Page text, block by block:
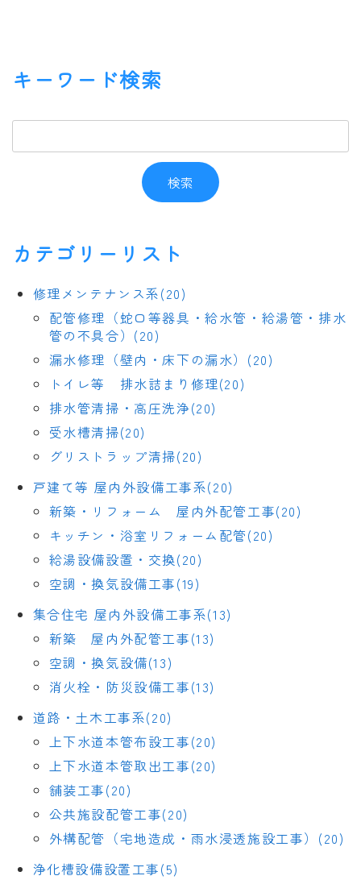
キーワード検索
カテゴリーリスト
修理メンテナンス系(20)
配管修理（蛇口等器具・給水管・給湯管・排水
管の不具合）(20)
漏水修理（壁内・床下の漏水）(20)
トイレ等 排水詰まり修理(20)
排水管清掃・高圧洗浄(20)
受水槽清掃(20)
グリストラップ清掃(20)
戸建て等 屋内外設備工事系(20)
新築・リフォーム 屋内外配管工事(20)
キッチン・浴室リフォーム配管(20)
給湯設備設置・交換(20)
空調・換気設備工事(19)
集合住宅 屋内外設備工事系(13)
新築 屋内外配管工事(13)
空調・換気設備(13)
消火栓・防災設備工事(13)
道路・土木工事系(20)
上下水道本管布設工事(20)
上下水道本管取出工事(20)
舗装工事(20)
公共施設配管工事(20)
外構配管（宅地造成・雨水浸透施設工事）(20)
浄化槽設備設置工事(5)